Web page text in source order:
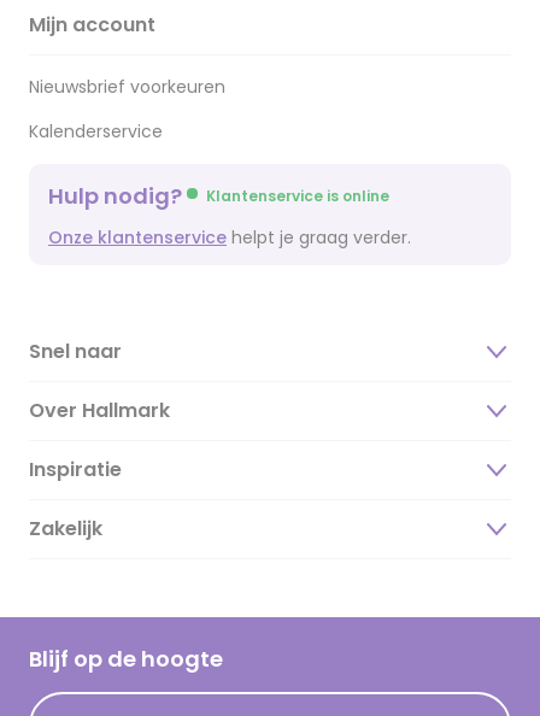
Mijn account
Nieuwsbrief voorkeuren
Kalenderservice
Hulp nodig? Klantenservice is online
Onze klantenservice helpt je graag verder.
Snel naar
Over Hallmark
Over ons
Duurzaamheid
Hallmark Kaartclub
Acties
Inspiratie
Magazine
Cadeau inspiratie
Kaartinspiratie
Zakelijk
Blijf op de hoogte